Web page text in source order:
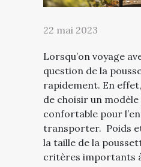
22 mai 2023
Lorsqu’on voyage
question de la
rapidement. En
de choisir un
confortable pour
transporter. Poids
la taille de la
critères importants